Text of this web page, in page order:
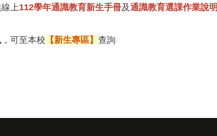
上112學年通識教育新生手冊及通識教育選課作業說明
可至本校 【新生專區】 查詢